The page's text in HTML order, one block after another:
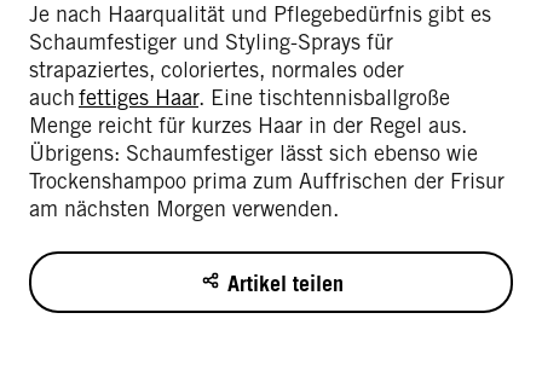
Je nach Haarqualität und Pflegebedürfnis gibt es
Schaumfestiger und Styling-Sprays für
strapaziertes, coloriertes, normales oder
auchfettiges Haar. Eine tischtennisballgroße
Menge reicht für kurzes Haar in der Regel aus.
Übrigens: Schaumfestiger lässt sich ebenso wie
Trockenshampoo prima zum Auffrischen der Frisur
am nächsten Morgen verwenden.
Artikel teilen